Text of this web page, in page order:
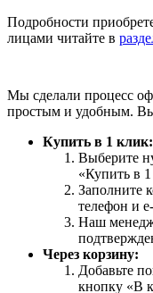
Подробности
лицами читайте в
Мы сделали процесс
простым и удобным.
Купить в 1 клик:
Выберите
«Купить в
Заполните
телефон и
Наш
Через корзину:
Добавьте
кнопку «В